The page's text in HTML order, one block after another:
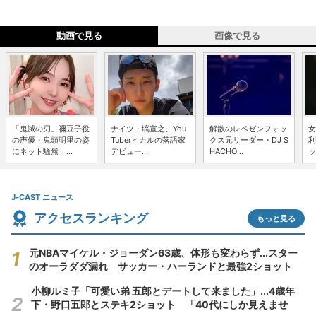
動画で見る 画像で見る
「鬼滅の刃」禰豆子役
の声優・鬼頭明里の姿
にネット騒然 ...
ナイツ・塙宣之、You
Tuberヒカルの落語家
デビュー...
解散のレペゼンフォッ
クス元リーダー・DJ S
HACHO...
J-CAST ニュース
アクセスランキング もっと見る
元NBAマイケル・ジョーダン63歳、体形も変わらず...スター
のオーラダダ漏れ サッカー・ハーランドと最強2ショット
小柳ルミ子「可愛い弟 五郎とデートして来ました」...4歳年
下・野口五郎とステキ2ショット 「40代にしか見えませ